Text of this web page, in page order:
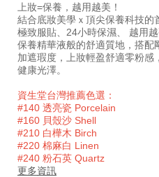
上妝=保養，越用越美！
結合底妝美學ｘ頂尖保養科技的
極致服貼、24小時保濕、 越用越
保養精華液般的舒適質地，搭
加遮瑕度，上妝輕盈舒適零粉
健康光澤。
資生堂台灣推薦色選：
#140 透亮瓷 Porcelain
#160 貝殼沙 Shell
#210 白樺木 Birch
#220 棉麻白 Linen
#240 粉石英 Quartz
更多資訊